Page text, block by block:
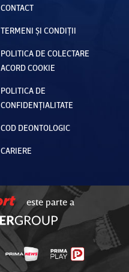
CONTACT
TERMENI ȘI CONDIȚII
POLITICA DE COLECTARE
ACORD COOKIE
POLITICA DE
CONFIDENȚIALITATE
COD DEONTOLOGIC
CARIERE
este parte a